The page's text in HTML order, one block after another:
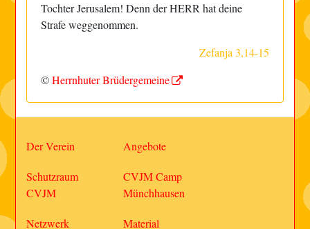
Tochter Jerusalem! Denn der HERR hat deine
Strafe weggenommen.
Zefanja 3,14-15
©Herrnhuter Brüdergemeine
Der Verein Angebote
Schutzraum
CVJM
CVJM Camp
Münchhausen
Netzwerk Material